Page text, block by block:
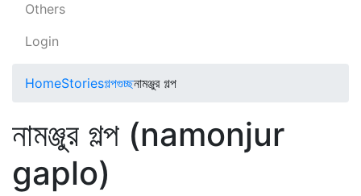
Others
Login
HomeStoriesগল্পগুচ্ছনামঞ্জুর গল্প
নামঞ্জুর গল্প (namonjur
gaplo)